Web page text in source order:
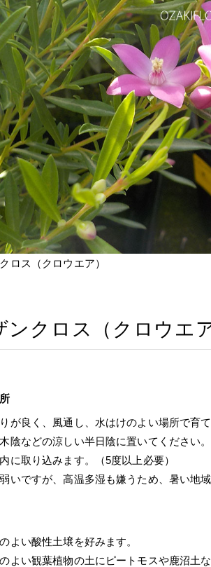
ロス（クロウエア）
ンクロス（クロウエ
が良く、風通し、水はけのよい場所で育て
陰などの涼しい半日陰に置いてください
に取り込みます。（5度以上必要）
いですが、高温多湿も嫌うため、暑い地
よい酸性土壌を好みます。
よい観葉植物の土にピートモスや鹿沼土